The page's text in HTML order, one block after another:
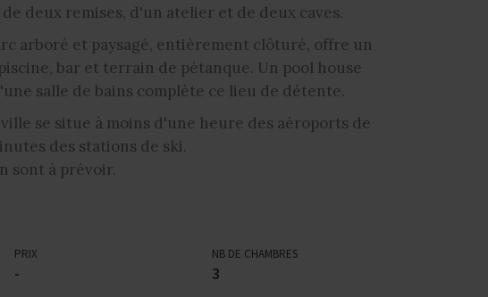
deux remises, d'un atelier et de deux caves.
arboré et paysagé, entièrement clôturé, offre un
bar et terrain de pétanque. Un pool house
salle de bains complète ce lieu de détente.
se situe à moins d'une heure des aéroports de
des stations de ski.
sont à prévoir.
PRIX
-
NB DE CHAMBRES
3